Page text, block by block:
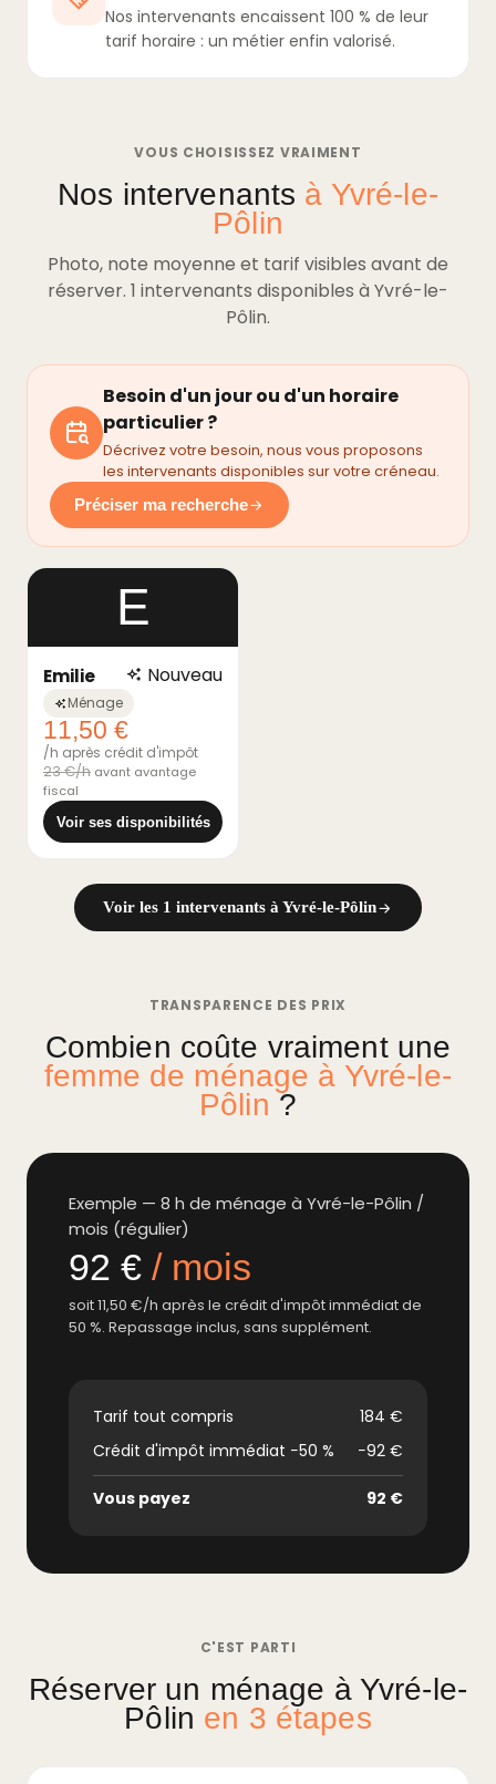
Nos intervenants encaissent 100 % de leur
tarif horaire : un métier enfin valorisé.
VOUS CHOISISSEZ VRAIMENT
Nos intervenants à Yvré-le-
Pôlin
Photo, note moyenne et tarif visibles avant de
réserver. 1 intervenants disponibles à Yvré-le-
Pôlin.
Besoin d'un jour ou d'un horaire
particulier ?
Décrivez votre besoin, nous vous proposons
les intervenants disponibles sur votre créneau.
Préciser ma recherche
E
Emilie Nouveau
Ménage
11,50 €
/h après crédit d'impôt
23 €/h avant avantage
fiscal
Voir ses disponibilités
Voir les 1 intervenants à Yvré-le-Pôlin
TRANSPARENCE DES PRIX
Combien coûte vraiment une
femme de ménage à Yvré-le-
Pôlin ?
Exemple — 8 h de ménage à Yvré-le-Pôlin /
mois (régulier)
92 € / mois
soit 11,50 €/h après le crédit d'impôt immédiat de
50 %. Repassage inclus, sans supplément.
Tarif tout compris
184 €
Crédit d'impôt immédiat −50 %
−92 €
Vous payez 92 €
C'EST PARTI
Réserver un ménage à Yvré-le-
Pôlin en 3 étapes